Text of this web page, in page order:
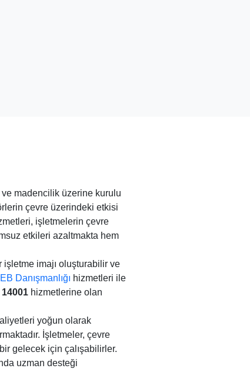
ve madencilik üzerine kurulu
çevre üzerindeki etkisi
işletmelerin çevre
etkileri azaltmakta hem
imajı oluşturabilir ve
Danışmanlığı hizmetleri ile
14001 hizmetlerine olan
yoğun olarak
İşletmeler, çevre
gelecek için çalışabilirler.
uzman desteği